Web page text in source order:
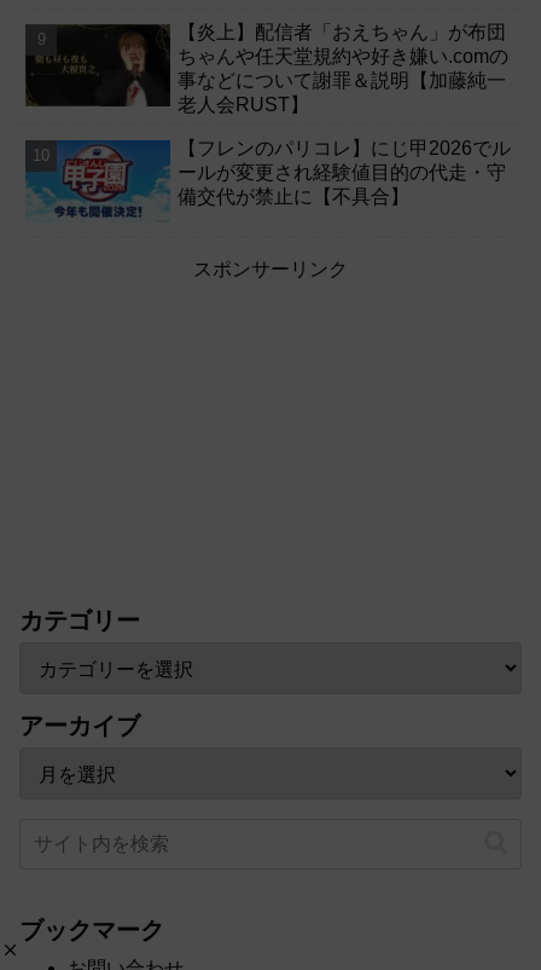
【炎上】配信者「おえちゃん」が布団
ちゃんや任天堂規約や好き嫌い.comの
事などについて謝罪＆説明【加藤純一
老人会RUST】
【フレンのパリコレ】にじ甲2026でル
ールが変更され経験値目的の代走・守
備交代が禁止に【不具合】
スポンサーリンク
カテゴリー
アーカイブ
ブックマーク